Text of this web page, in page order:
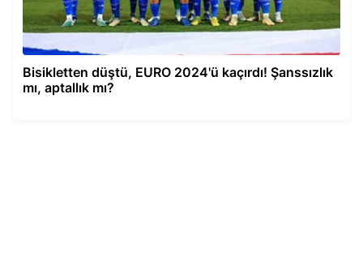
Bisikletten düştü, EURO 2024'ü kaçırdı! Şanssızlık
mı, aptallık mı?